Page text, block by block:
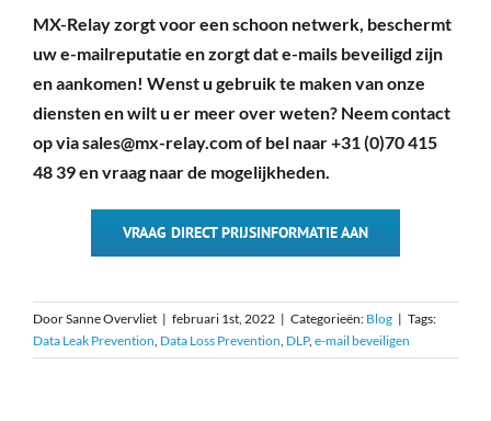
MX-Relay zorgt voor een schoon netwerk, beschermt
uw e-mailreputatie en zorgt dat e-mails beveiligd zijn
en aankomen! Wenst u gebruik te maken van onze
diensten en wilt u er meer over weten? Neem contact
op via sales@mx-relay.com of bel naar +31 (0)70 415
48 39 en vraag naar de mogelijkheden.
VRAAG DIRECT PRIJSINFORMATIE AAN
DoorSanne Overvliet | februari 1st, 2022 | Categorieën: Blog | Tags:
Data Leak Prevention, Data Loss Prevention, DLP, e-mail beveiligen